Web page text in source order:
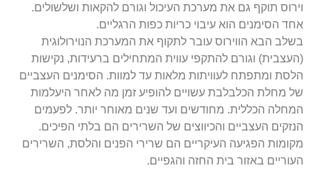
וירוס תוקף גם את מערכת העיכול וגורם להקאות ושלשולים.
אחד הסימנים הוא עיבוי כריות כפות הרגליים.
בשלב הבא הווירוס עובר לתקוף את המערכת הנוירולוגית
(העצבית) וגורם להתקפי עווית המתחילים ברעידות, נקישות
הלסת ומתפתח לעוויתות מלאות עד למוות. הסימנים העצביים
של מחלת הכלבלבת עשויים להופיע זמן מה לאחר היעלמות
המחלה הכללית. מחודשים ועד שנים מאוחר יותר. לפעמים
הנזקים העצביים והכיווצים של השרירים הם בלתי הפיכים.
מקומות הפגיעה העיקריים הם שרירי הפנים והלסת, השרירים
העוריים באזור בית החזה והגפיים.